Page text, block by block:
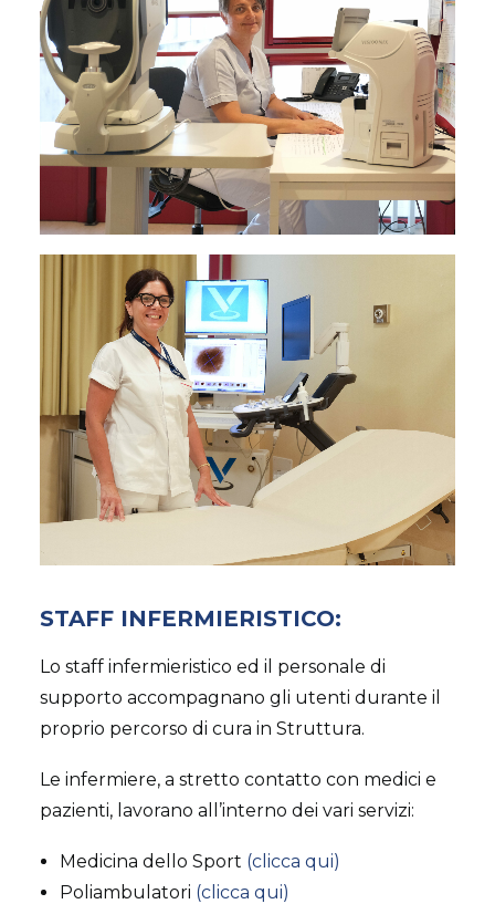
PUNTO PRELIEVI
STAFF INFERMIERISTICO:
Lo staff infermieristico ed il personale di
supporto accompagnano gli utenti durante il
proprio percorso di cura in Struttura.
Le infermiere, a stretto contatto con medici e
pazienti, lavorano all’interno dei vari servizi:
Medicina dello Sport (clicca qui)
Poliambulatori (clicca qui)